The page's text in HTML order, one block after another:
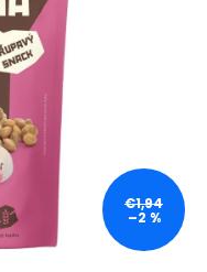
€1,94
–2 %